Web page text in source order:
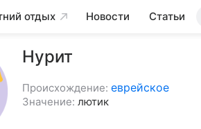
отдых Новости Статьи
Нурит
Происхождение: еврейское
Значение: лютик